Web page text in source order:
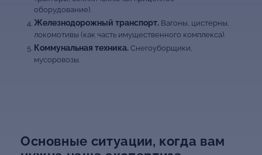
оборудование).
Железнодорожный транспорт.Вагоны, цистерны,
локомотивы (как часть имущественного комплекса).
Коммунальная техника.Снегоуборщики,
мусоровозы.
Основные ситуации, когда вам